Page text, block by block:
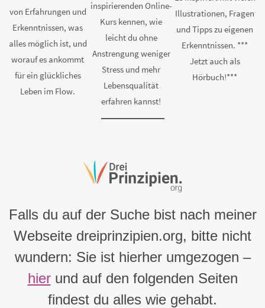
von Erfahrungen und
Erkenntnissen, was
alles möglich ist, und
worauf es ankommt
für ein glückliches
Leben im Flow.
inspirierenden Online-
Kurs kennen, wie
leicht du ohne
Anstrengung weniger
Stress und mehr
Lebensqualität
erfahren kannst!
Illustrationen, Fragen
und Tipps zu eigenen
Erkenntnissen. ***
Jetzt auch als
Hörbuch!***
Falls du auf der Suche bist nach meiner
Webseite dreiprinzipien.org, bitte nicht
wundern: Sie ist hierher umgezogen –
hierund auf den folgenden Seiten
findest du alles wie gehabt.